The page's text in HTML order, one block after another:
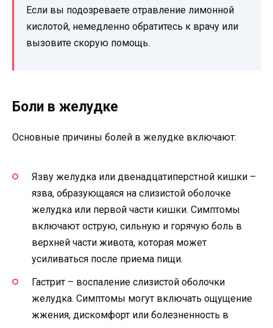
Если вы подозреваете отравление лимонной
кислотой, немедленно обратитесь к врачу или
вызовите скорую помощь.
Боли в желудке
Основные причины болей в желудке включают:
Язву желудка или двенадцатиперстной кишки –
язва, образующаяся на слизистой оболочке
желудка или первой части кишки. Симптомы
включают острую, сильную и горячую боль в
верхней части живота, которая может
усиливаться после приема пищи.
Гастрит – воспаление слизистой оболочки
желудка. Симптомы могут включать ощущение
жжения, дискомфорт или болезненность в